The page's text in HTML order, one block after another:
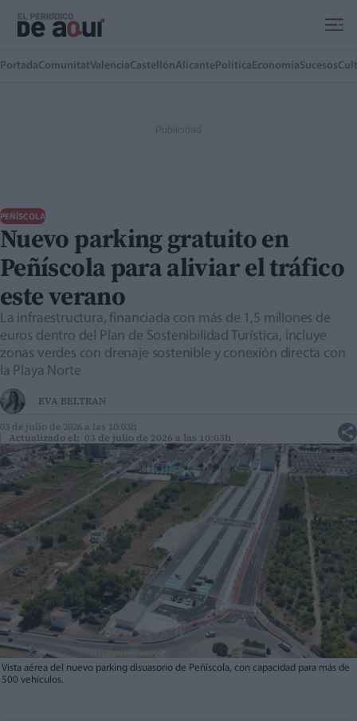
PortadaComunitatValenciaCastellónAlicante Política EconomíaSucesos
PEÑÍSCOLA
Nuevo parking gratuito en
Peñíscola para aliviar el tráfico
este verano
La infraestructura, financiada con más de 1,5 millones de
euros dentro del Plan de Sostenibilidad Turística, incluye
zonas verdes con drenaje sostenible y conexión directa con
la Playa Norte
EVA BELTRAN
03 de julio de 2026 a las 10:03h
Actualizado el: 03 de julio de 2026 a las 10:03h
Vista aérea del nuevo parking disuasorio de Peñíscola, con capacidad para más de
500 vehículos.